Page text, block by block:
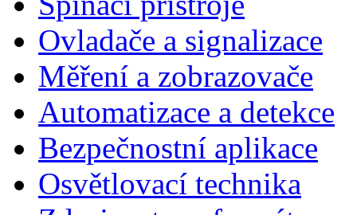
Ovladače a signalizace
Měření a zobrazovače
Automatizace a detekce
Bezpečnostní aplikace
Osvětlovací technika